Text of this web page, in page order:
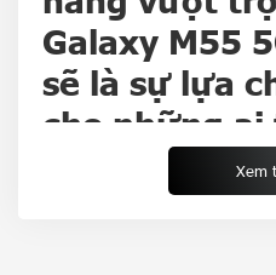
Galaxy M55
sẽ là sự lựa
cho những
một thiết bịXem